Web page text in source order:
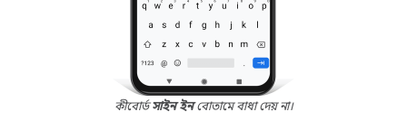
কীবোর্ডসাইন ইনবোতামে বাধা দেয় না।